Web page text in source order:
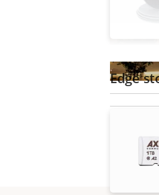
AXIS
Edge